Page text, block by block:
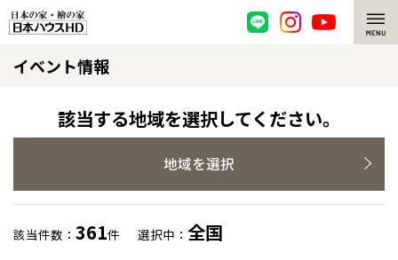
脱炭素・檜の家
環境にやさしい、脱炭素社会の住宅
耐震構造
高耐久住宅
選ばれる理由
檜の魅力 トップ
檜と日本人
注文住宅
イベント情報
該当する地域を選択してください。
地域を選択
該当件数： 361件 選択中： 全国